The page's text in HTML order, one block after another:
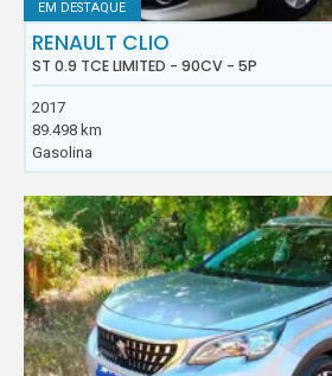
EM DESTAQUE
RENAULT CLIO
ST 0.9 TCE LIMITED - 90CV - 5P
2017
89.498 km
Gasolina